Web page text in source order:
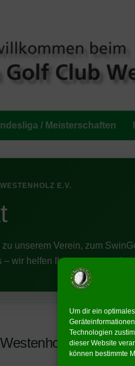
Um dir ein
Technologien
dieser Website
können bestimmte
/ Meisterschaften
E.V.
unserem Verein, zum
– wir helfen Ihnen gerne weiter.